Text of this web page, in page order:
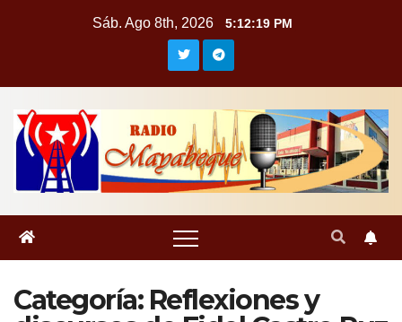
Sáb. Ago 8th, 2026 5:12:19 PM
Categoría: Reflexiones y